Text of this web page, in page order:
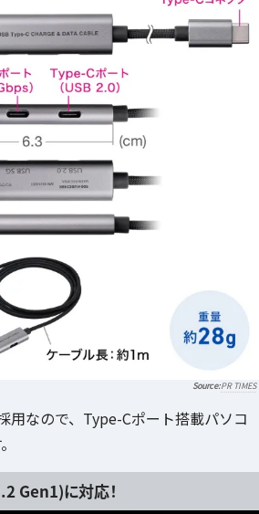
PR TIMES
用なので、Type-Cポート搭載パソコ
Gen1)に対応！